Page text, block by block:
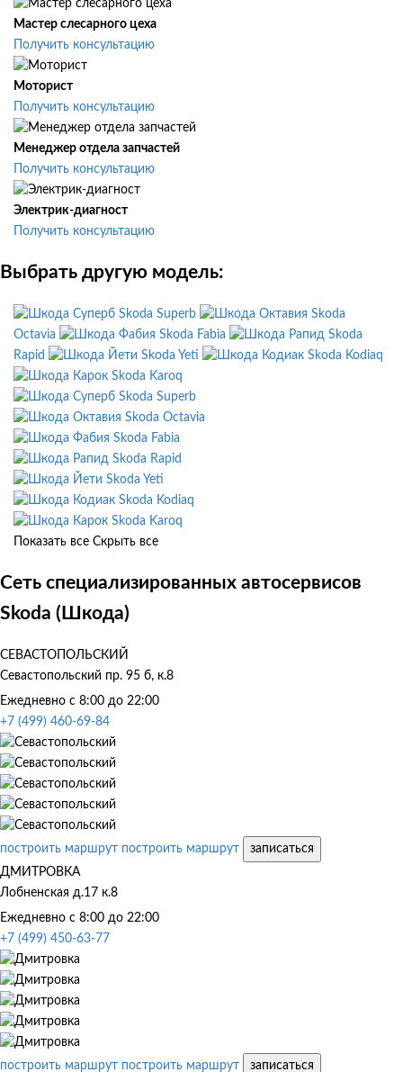
Мастер слесарного цеха
Получить консультацию
Моторист
Получить консультацию
Менеджер отдела запчастей
Получить консультацию
Электрик-диагност
Получить консультацию
Выбрать другую модель:
Skoda Superb
Skoda
Octavia
Skoda Fabia
Skoda
Rapid
Skoda Yeti
Skoda Kodiaq
Skoda Karoq
Skoda Superb
Skoda Octavia
Skoda Fabia
Skoda Rapid
Skoda Yeti
Skoda Kodiaq
Skoda Karoq
Показать все Скрыть все
Сеть специализированных автосервисов
Skoda (Шкода)
СЕВАСТОПОЛЬСКИЙ
Севастопольский пр. 95 б, к.8
Ежедневно с 8:00 до 22:00
+7 (499) 460-69-84
построить маршрут построить маршрут
записаться
ДМИТРОВКА
Лобненская д.17 к.8
Ежедневно с 8:00 до 22:00
+7 (499) 450-63-77
построить маршрут построить маршрут
записаться